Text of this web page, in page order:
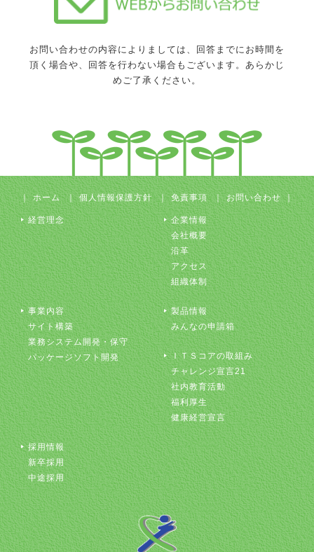
お問い合わせの内容によりましては、回答までにお時間を
頂く場合や、回答を行わない場合もございます。あらかじ
めご了承ください。
｜ ホーム ｜ 個人情報保護方針 ｜ 免責事項 ｜ お問い合わせ ｜
経営理念
企業情報
会社概要
沿革
アクセス
組織体制
事業内容
サイト構築
業務システム開発・保守
パッケージソフト開発
製品情報
みんなの申請箱
ＩＴＳコアの取組み
チャレンジ宣言21
社内教育活動
福利厚生
健康経営宣言
採用情報
新卒採用
中途採用